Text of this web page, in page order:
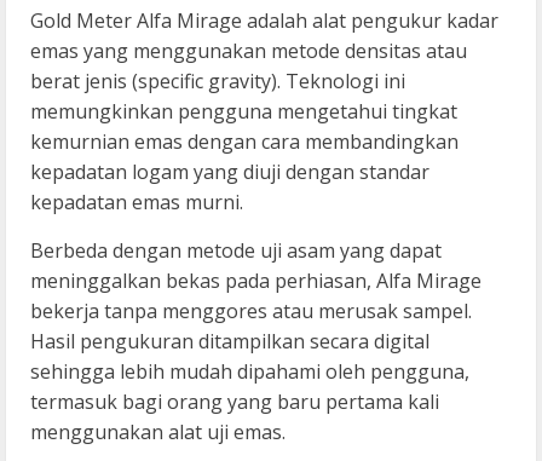
Gold Meter Alfa Mirage adalah alat pengukur kadar
emas yang menggunakan metode densitas atau
berat jenis (specific gravity). Teknologi ini
memungkinkan pengguna mengetahui tingkat
kemurnian emas dengan cara membandingkan
kepadatan logam yang diuji dengan standar
kepadatan emas murni.
Berbeda dengan metode uji asam yang dapat
meninggalkan bekas pada perhiasan, Alfa Mirage
bekerja tanpa menggores atau merusak sampel.
Hasil pengukuran ditampilkan secara digital
sehingga lebih mudah dipahami oleh pengguna,
termasuk bagi orang yang baru pertama kali
menggunakan alat uji emas.